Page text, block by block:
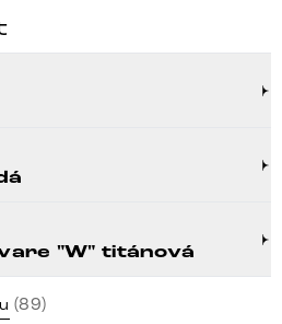
"W" titánová
(89)